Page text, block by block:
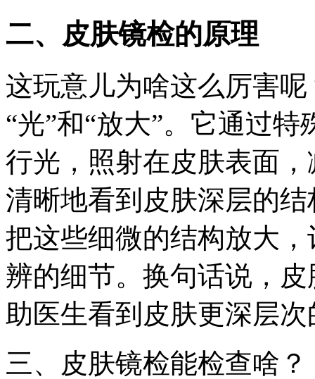
二、皮肤镜检的原理
这玩意儿为啥这么厉害
“光”和“放大”。它通过
行光，照射在皮肤表面
清晰地看到皮肤深层的
把这些细微的结构放大
辨的细节。换句话说，
助医生看到皮肤更深层次
三、皮肤镜检能检查啥？